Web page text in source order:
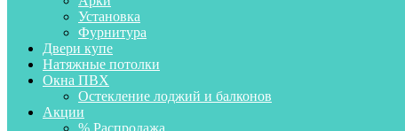
Установка
Фурнитура
Двери купе
Натяжные потолки
Окна ПВХ
Остекление лоджий и балконов
Акции
% Распродажа